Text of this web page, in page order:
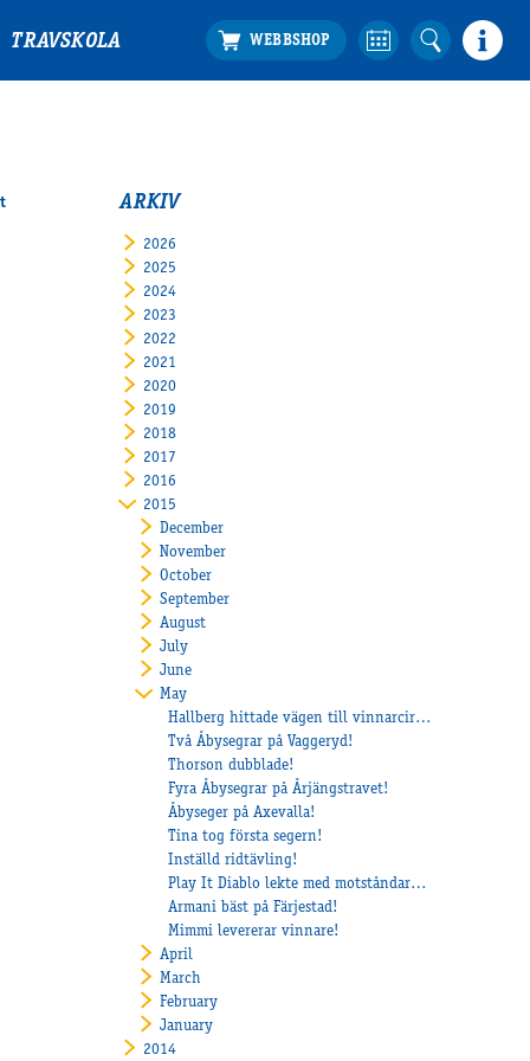
TRAVSKOLA
ARKIV
2026
2025
2024
2023
2022
2021
2020
2019
2018
2017
2016
2015
December
November
October
September
August
July
June
May
Hallberg hittade vägen till vinnarcirkeln igen!
Två Åbysegrar på Vaggeryd!
Thorson dubblade!
Fyra Åbysegrar på Årjängstravet!
Åbyseger på Axevalla!
Tina tog första segern!
Inställd ridtävling!
Play It Diablo lekte med motståndarna på Mantorp
Armani bäst på Färjestad!
Mimmi levererar vinnare!
April
March
February
January
2014